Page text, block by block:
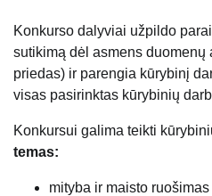
Konkurso dalyviai užpildo
sutikimą dėl asmens duomenų
priedas) ir parengia kūrybinį
visas pasirinktas kūrybinių
Konkursui galima teikti
temas:
mityba ir maisto